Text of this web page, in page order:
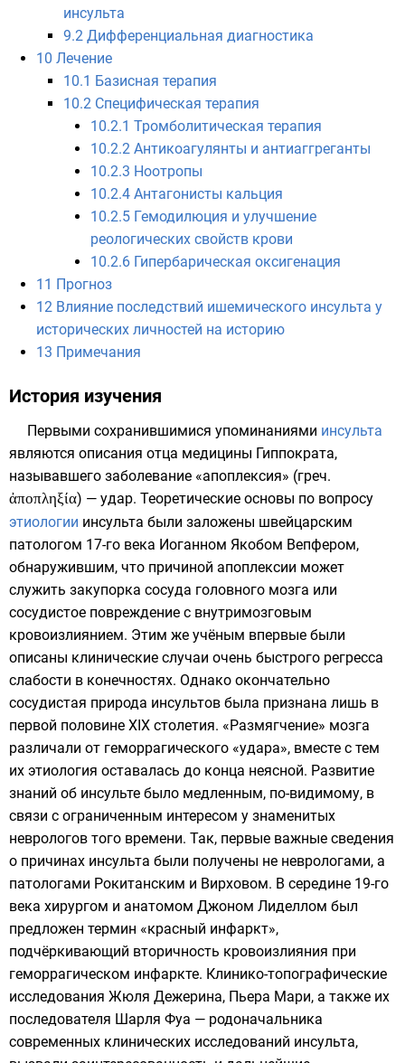
инсульта
9.2 Дифференциальная диагностика
10 Лечение
10.1 Базисная терапия
10.2 Специфическая терапия
10.2.1 Тромболитическая терапия
10.2.2 Антикоагулянты и антиаггреганты
10.2.3 Ноотропы
10.2.4 Антагонисты кальция
10.2.5 Гемодилюция и улучшение
реологических свойств крови
10.2.6 Гипербарическая оксигенация
11 Прогноз
12 Влияние последствий ишемического инсульта у
исторических личностей на историю
13 Примечания
История изучения
Первыми сохранившимися упоминаниями инсульта
являются описания отца медицины Гиппократа,
называвшего заболевание «апоплексия» (греч.
ἀποπληξία) — удар. Теоретические основы по вопросу
этиологии инсульта были заложены швейцарским
патологом 17-го века Иоганном Якобом Вепфером,
обнаружившим, что причиной апоплексии может
служить закупорка сосуда головного мозга или
сосудистое повреждение с внутримозговым
кровоизлиянием. Этим же учёным впервые были
описаны клинические случаи очень быстрого регресса
слабости в конечностях. Однако окончательно
сосудистая природа инсультов была признана лишь в
первой половине XIX столетия. «Размягчение» мозга
различали от геморрагического «удара», вместе с тем
их этиология оставалась до конца неясной. Развитие
знаний об инсульте было медленным, по-видимому, в
связи с ограниченным интересом у знаменитых
неврологов того времени. Так, первые важные сведения
о причинах инсульта были получены не неврологами, а
патологами Рокитанским и Вирховом. В середине 19-го
века хирургом и анатомом Джоном Лиделлом был
предложен термин «красный инфаркт»,
подчёркивающий вторичность кровоизлияния при
геморрагическом инфаркте. Клинико-топографические
исследования Жюля Дежерина, Пьера Мари, а также их
последователя Шарля Фуа — родоначальника
современных клинических исследований инсульта,